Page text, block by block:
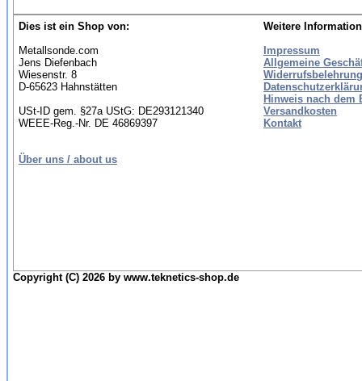
Dies ist ein Shop von:
Metallsonde.com
Jens Diefenbach
Wiesenstr. 8
D-65623 Hahnstätten
USt-ID gem. §27a UStG: DE293121340
WEEE-Reg.-Nr. DE 46869397
Über uns / about us
Weitere
Impressum
Allgemeine
Hinweis nach dem
Versandkosten
Kontakt
Copyright (C) 2026 by www.teknetics-shop.de